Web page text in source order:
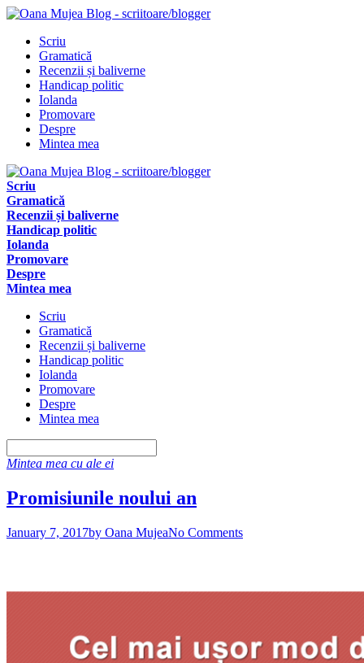
Scriu
Gramatică
Recenzii și baliverne
Handicap politic
Iolanda
Promovare
Despre
Mintea mea
Scriu
Gramatică
Recenzii și baliverne
Handicap politic
Iolanda
Promovare
Despre
Mintea mea
Scriu
Gramatică
Recenzii și baliverne
Handicap politic
Iolanda
Promovare
Despre
Mintea mea
Mintea mea cu ale ei
Promisiunile noului an
January 7, 2017by Oana MujeaNo Comments